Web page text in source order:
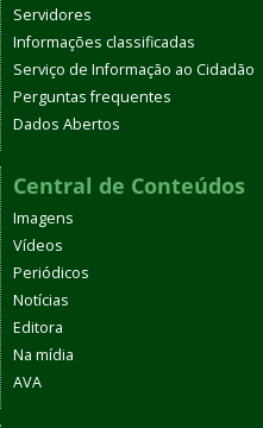
Servidores
Informações classificadas
Serviço de Informação ao Cidadão
Perguntas frequentes
Dados Abertos
Central de Conteúdos
Imagens
Vídeos
Periódicos
Notícias
Editora
Na mídia
AVA